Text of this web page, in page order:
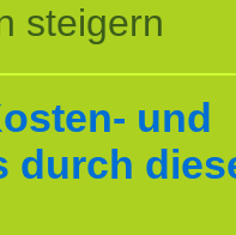
steigern
und
durch